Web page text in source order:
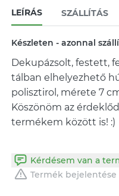
LEÍRÁS SZÁLLÍTÁS
Készleten - azonnal
Dekupázsolt, festett,
tálban elhelyezhető
polisztirol, mérete 7
Köszönöm az
termékem között is! :)
Kérdésem van a
Termék bejelentése